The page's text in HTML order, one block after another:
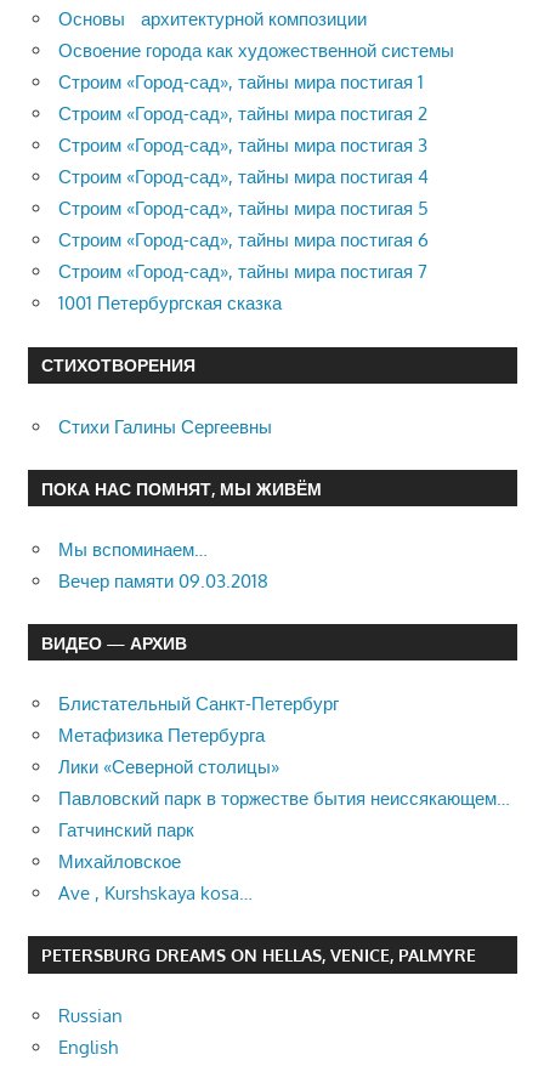
Основы архитектурной композиции
Освоение города как художественной системы
Строим «Город-сад», тайны мира постигая 1
Строим «Город-сад», тайны мира постигая 2
Строим «Город-сад», тайны мира постигая 3
Строим «Город-сад», тайны мира постигая 4
Строим «Город-сад», тайны мира постигая 5
Строим «Город-сад», тайны мира постигая 6
Строим «Город-сад», тайны мира постигая 7
1001 Петербургская сказка
СТИХОТВОРЕНИЯ
Стихи Галины Сергеевны
ПОКА НАС ПОМНЯТ, МЫ ЖИВЁМ
Мы вспоминаем…
Вечер памяти 09.03.2018
ВИДЕО — АРХИВ
Блистательный Санкт-Петербург
Метафизика Петербурга
Лики «Северной столицы»
Павловский парк в торжестве бытия неиссякающем…
Гатчинский парк
Михайловское
Ave , Kurshskaya kosa…
PETERSBURG DREAMS ON HELLAS, VENICE, PALMYRE
Russian
English